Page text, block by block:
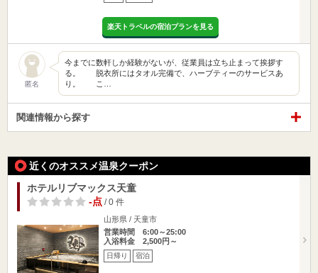
楽天トラベルの宿泊プランを見る
匿名
今までに数軒しか経験がないが、従業員は立ち止まって挨拶す
る。 脱衣所にはタオル完備で、ハーブティーのサービスあ
り。 こ…
関連情報から探す
近くのオススメ温泉クーポン
ホテルリブマックス天童
-点/ 0 件
山形県 / 天童市
営業時間 6:00～25:00
入浴料金 2,500円～
日帰り 宿泊